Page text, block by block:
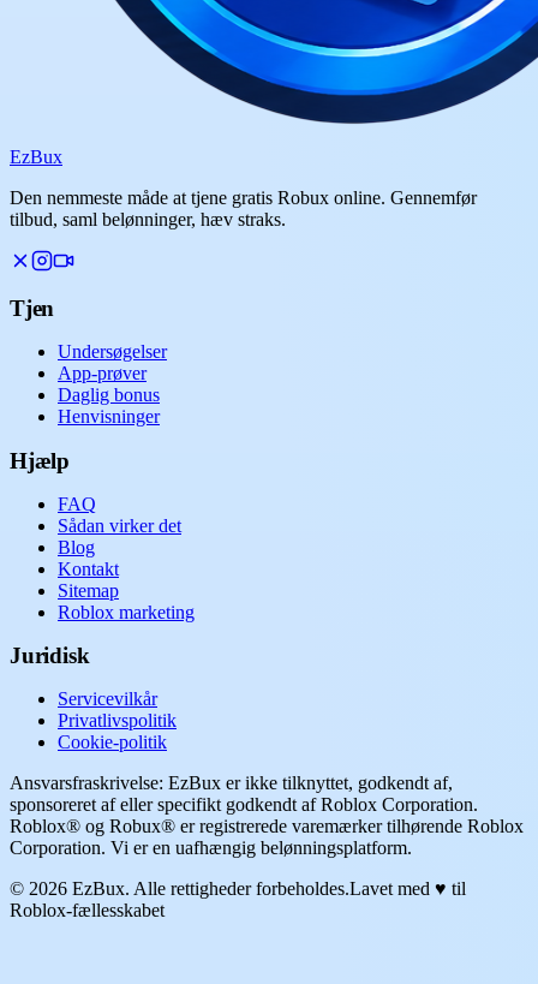
EzBux
Den nemmeste måde at tjene gratis Robux online. Gennemfør
tilbud, saml belønninger, hæv straks.
Tjen
Undersøgelser
App-prøver
Daglig bonus
Henvisninger
Hjælp
FAQ
Sådan virker det
Blog
Kontakt
Sitemap
Roblox marketing
Juridisk
Servicevilkår
Privatlivspolitik
Cookie-politik
Ansvarsfraskrivelse: EzBux er ikke tilknyttet, godkendt af,
sponsoreret af eller specifikt godkendt af Roblox Corporation.
Roblox® og Robux® er registrerede varemærker tilhørende Roblox
Corporation. Vi er en uafhængig belønningsplatform.
© 2026 EzBux. Alle rettigheder forbeholdes.Lavet med ♥ til
Roblox-fællesskabet